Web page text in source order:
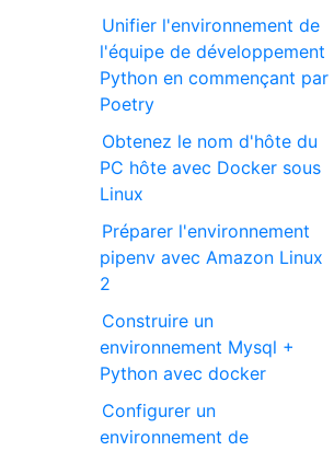
Unifier l'environnement de
l'équipe de développement
Python en commençant par
Poetry
Obtenez le nom d'hôte du
PC hôte avec Docker sous
Linux
Préparer l'environnement
pipenv avec Amazon Linux
2
Construire un
environnement Mysql +
Python avec docker
Configurer un
environnement de